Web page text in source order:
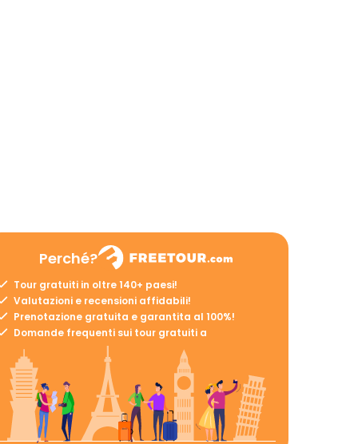
Perché?
Tour gratuiti in oltre 140+ paesi!
Valutazioni e recensioni affidabili!
Prenotazione gratuita e garantita al 100%!
Domande frequenti sui tour gratuiti a